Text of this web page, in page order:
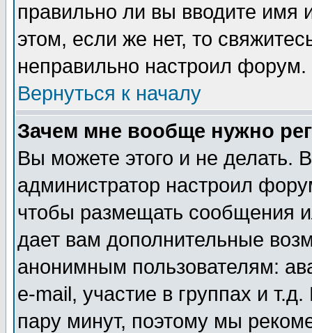
правильно ли вы вводите
этом, если же нет, то
неправильно настроил форум.
Вернуться к началу
Зачем мне вообще нужно
Вы можете этого и не делать.
администратор настроил
чтобы размещать сообщения
дает вам дополнительные
анонимным пользователям:
e-mail, участие в группах и
пару минут, поэтому мы